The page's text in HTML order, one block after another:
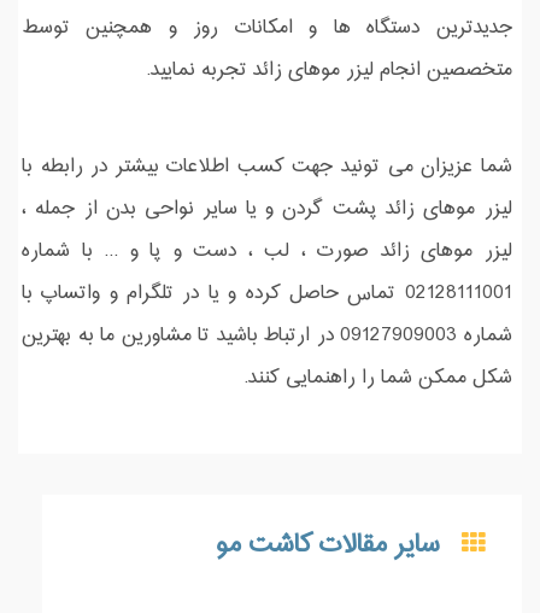
جدیدترین دستگاه ها و امکانات روز و همچنین توسط
متخصصین انجام لیزر موهای زائد تجربه نمایید.
شما عزیزان می تونید جهت کسب اطلاعات بیشتر در رابطه با
لیزر موهای زائد پشت گردن و یا سایر نواحی بدن از جمله ،
لیزر موهای زائد صورت ، لب ، دست و پا و ... با شماره
02128111001 تماس حاصل کرده و یا در تلگرام و واتساپ با
شماره 09127909003 در ارتباط باشید تا مشاورین ما به بهترین
شکل ممکن شما را راهنمایی کنند.
سایر مقالات کاشت مو